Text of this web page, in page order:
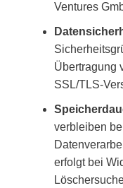
Ventures
Übertragung
SSL/TLS-
verbleiben
erfolgt bei